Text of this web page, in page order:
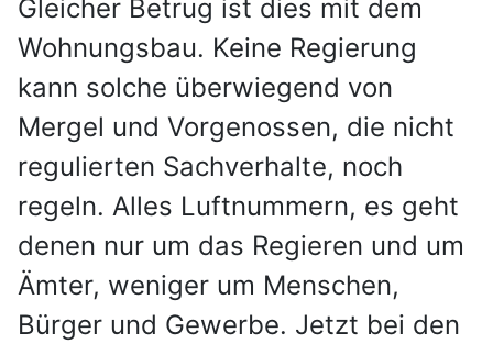
Gleicher Betrug ist dies mit dem
Wohnungsbau. Keine Regierung
kann solche überwiegend von
Mergel und Vorgenossen, die nicht
regulierten Sachverhalte, noch
regeln. Alles Luftnummern, es geht
denen nur um das Regieren und um
Ämter, weniger um Menschen,
Bürger und Gewerbe. Jetzt bei den